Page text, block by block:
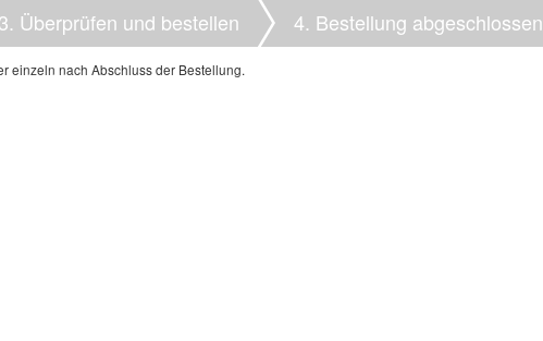
3. Überprüfen und bestellen 4. Bestellung abgeschlossen
einzeln nach Abschluss der Bestellung.